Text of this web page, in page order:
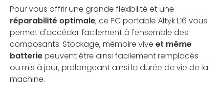
Pour vous offrir une grande flexibilité et une
réparabilité optimale, ce PC portable Altyk L16 vous
permet d'accéder facilement à l'ensemble des
composants. Stockage, mémoire vive et même
batteriepeuvent être ainsi facilement remplacés
ou mis à jour, prolongeant ainsi la durée de vie de la
machine.